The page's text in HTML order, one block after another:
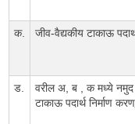
क.
जीव-वैद्यकीय टाकाऊ
ड.
वरील अ, ब , क मध्ये नमुद
टाकाऊ पदार्थ निर्माण